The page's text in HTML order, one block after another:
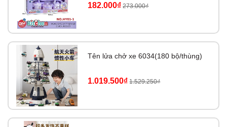
182.000₫ 273.000₫
Tên lửa chở xe 6034(180 bộ/thùng)
1.019.500₫ 1.529.250₫